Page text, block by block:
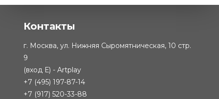
Контакты
г. Москва, ул. Нижняя Сыромятническая, 10 стр.
9
(вход Е) - Artplay
+7 (495) 197-87-14
+7 (917) 520-33-88